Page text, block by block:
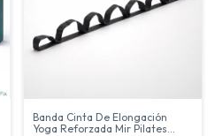
Banda Cinta De Elongación
Yoga Reforzada Mir Pilates